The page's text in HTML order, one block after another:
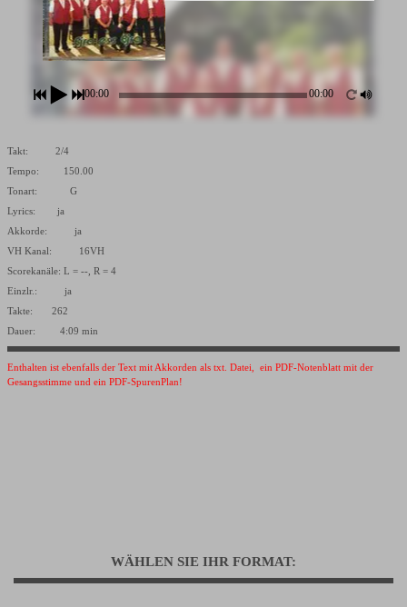
00:00 00:00
Takt: 2/4
Tempo: 150.00
Tonart: G
Lyrics: ja
Akkorde: ja
VH Kanal: 16VH
Scorekanäle: L = --, R = 4
Einzlr.: ja
Takte: 262
Dauer: 4:09 min
Enthalten ist ebenfalls der Text mit Akkorden als txt. Datei, ein PDF-Notenblatt mit der
Gesangsstimme und ein PDF-SpurenPlan!
WÄHLEN SIE IHR FORMAT: